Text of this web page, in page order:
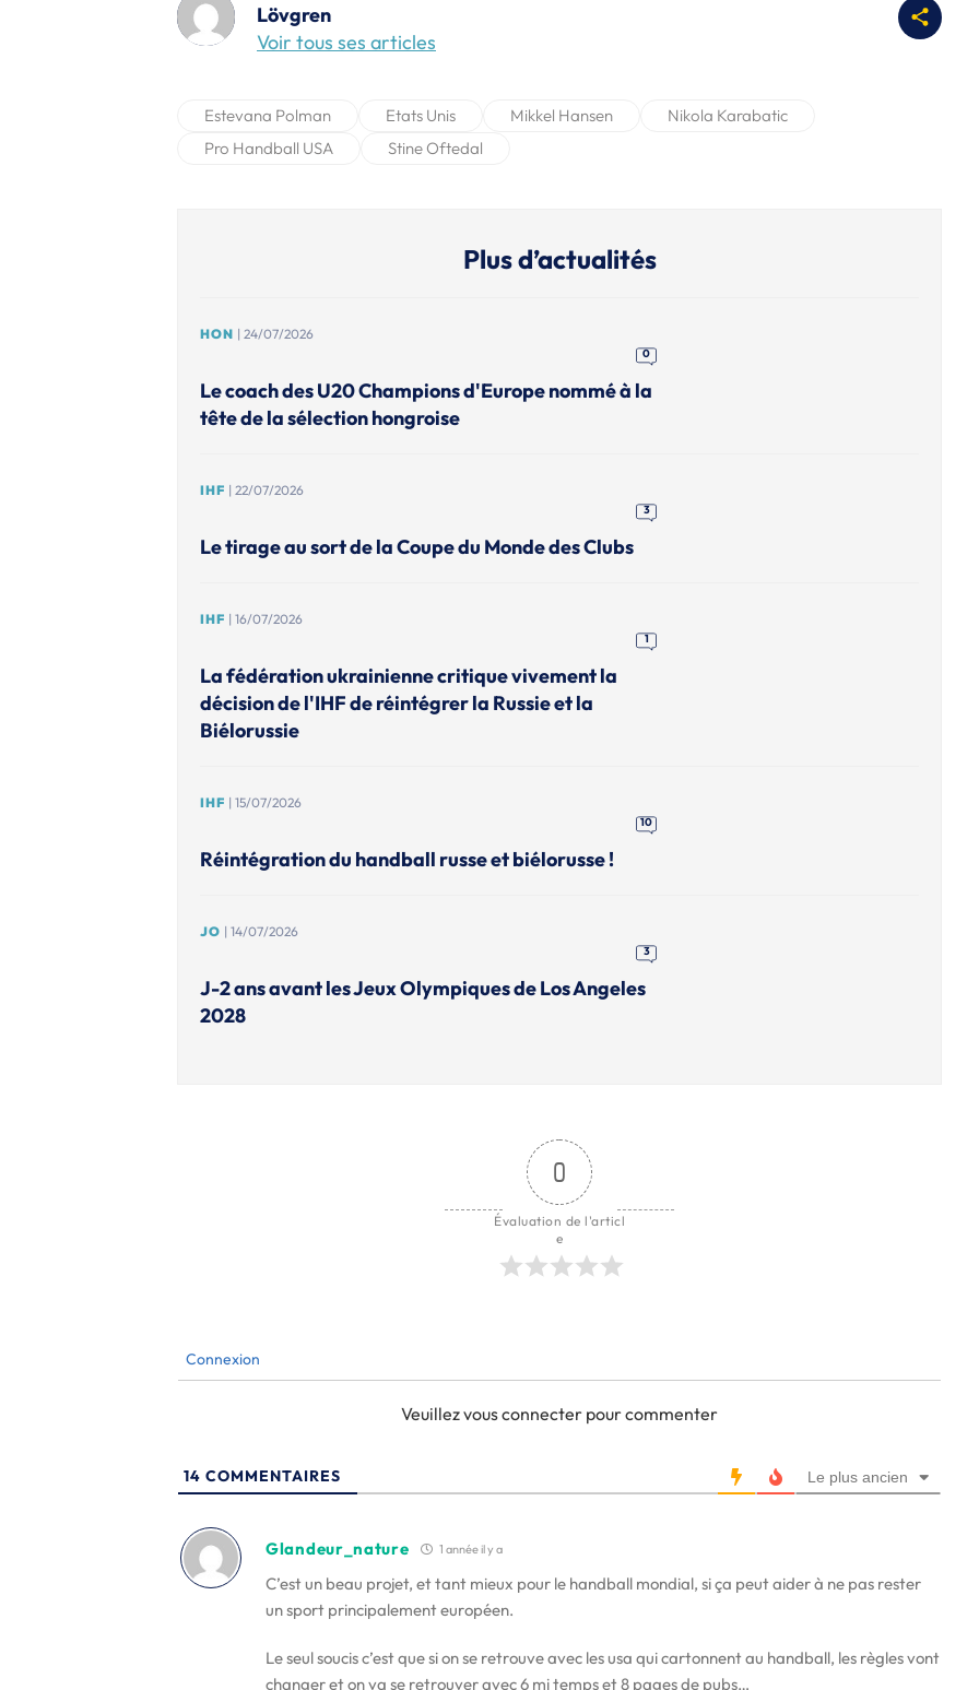
Lövgren
Voir tous ses articles
Estevana Polman Etats Unis Mikkel Hansen
Nikola Karabatic
Pro Handball USA
Stine Oftedal
Plus d’actualités
HON | 24/07/2026
0
Le coach des U20 Champions d'Europe nommé à la
tête de la sélection hongroise
IHF | 22/07/2026
3
Le tirage au sort de la Coupe du Monde des Clubs
IHF | 16/07/2026
1
La fédération ukrainienne critique vivement la
décision de l'IHF de réintégrer la Russie et la
Biélorussie
IHF | 15/07/2026
10
Réintégration du handball russe et biélorusse !
JO | 14/07/2026
3
J-2 ans avant les Jeux Olympiques de Los Angeles
2028
0
Évaluation de l'articl
e
Connexion
Veuillez vous connecter pour commenter
14 COMMENTAIRES Le plus ancien
Glandeur_nature 1 année il y a
C’est un beau projet, et tant mieux pour le handball mondial, si ça peut aider à ne pas rester
un sport principalement européen.
Le seul soucis c’est que si on se retrouve avec les usa qui cartonnent au handball, les règles vont
changer et on va se retrouver avec 6 mi temps et 8 pages de pubs…